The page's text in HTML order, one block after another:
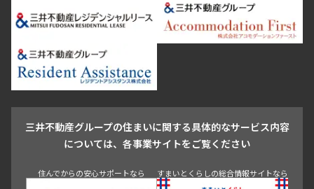
市ヶ谷・神楽坂・飯田橋
三田・芝・浜松町
芝浦・汐留・品川
月島・勝どき・豊洲
本郷・春日・小石川
目白・高田馬場・早稲田
中野・荻窪
池尻大橋・三軒茶屋
祐天寺・学芸大学・自由が丘
駒沢・用賀・二子玉川
成城・砧
青山 渋谷 東京・大手町 新宿 品川
目黒・中目黒
江東区 台東区 墨田区
中野区
豊島区
杉並区 板橋区 練馬区 荒川区
足立区
葛飾区
江戸川区
三井不動産グループの住まいに関する具体的なサービス内容
については、各事業サイトをご覧ください
住んでからの安心サポートなら すまいとくらしの総合情報サイトなら